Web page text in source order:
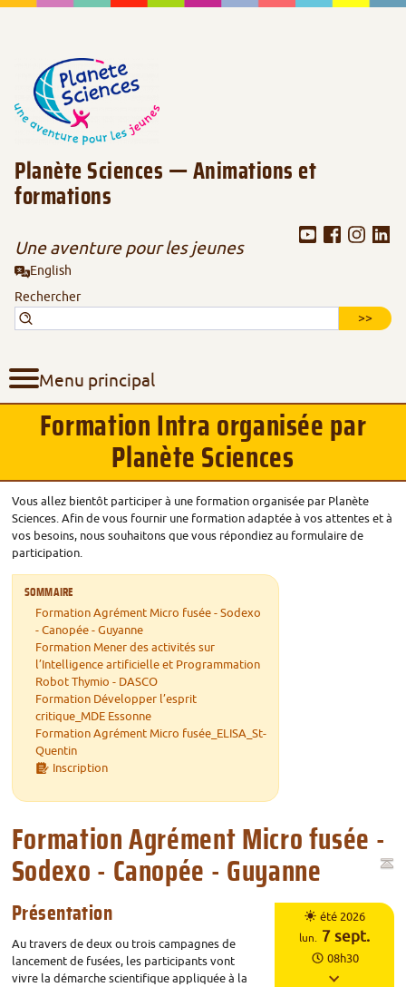
Aller au contenu de la page
Aller au formulaire de recherche
Planète Sciences — Animations et
formations
Une aventure pour les jeunes
English
Rechercher
Menu principal
Formation Intra organisée par
Planète Sciences
Vous allez bientôt participer à une formation organisée par Planète
Sciences. Afin de vous fournir une formation adaptée à vos attentes et à
vos besoins, nous souhaitons que vous répondiez au formulaire de
participation.
SOMMAIRE
Formation Agrément Micro fusée - Sodexo
- Canopée - Guyanne
Formation Mener des activités sur
l’Intelligence artificielle et Programmation
Robot Thymio - DASCO
Formation Développer l’esprit
critique_MDE Essonne
Formation Agrément Micro fusée_ELISA_St-
Quentin
Inscription
Formation Agrément Micro fusée -
Sodexo - Canopée - Guyanne
Horaires
été 2026
Du
lun. 7 sept.
08h30
Présentation
Au travers de deux ou trois campagnes de
lancement de fusées, les participants vont
vivre la démarche scientifique appliquée à la